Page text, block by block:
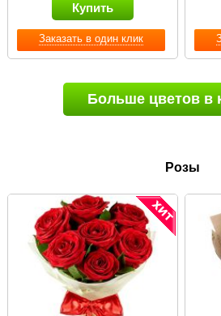
Заказать в один клик
Купить
Больше цветов в
Розы